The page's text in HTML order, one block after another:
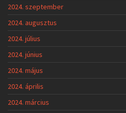
2024. szeptember
2024. augusztus
2024. július
2024. június
2024. május
2024. április
2024. március